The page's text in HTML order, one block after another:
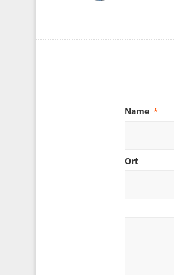
Name *
Ort